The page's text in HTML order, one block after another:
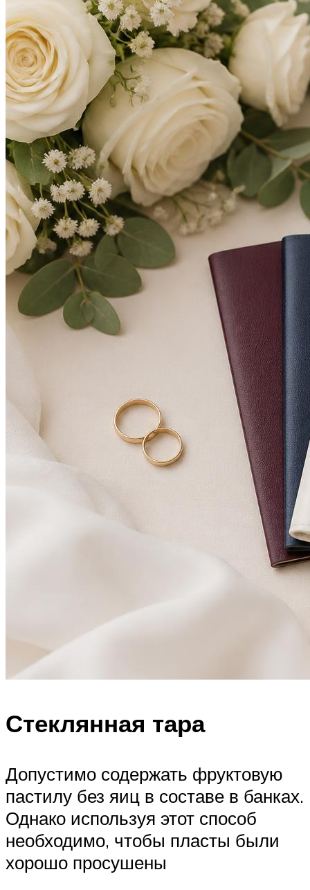
Стеклянная тара
Допустимо содержать фруктовую
пастилу без яиц в составе в банках.
Однако используя этот способ
необходимо, чтобы пласты были
хорошо просушены